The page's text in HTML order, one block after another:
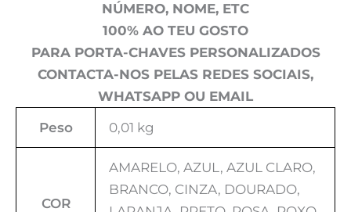
NÚMERO, NOME, ETC
100% AO TEU GOSTO
PARA PORTA-CHAVES PERSONALIZADOS
CONTACTA-NOS PELAS REDES SOCIAIS,
WHATSAPP OU EMAIL
Peso
0,01 kg
COR
AMARELO, AZUL, AZUL CLARO,
BRANCO, CINZA, DOURADO,